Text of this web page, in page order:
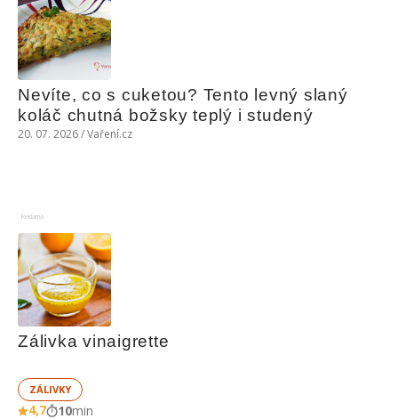
Nevíte, co s cuketou? Tento levný slaný
koláč chutná božsky teplý i studený
20. 07. 2026 / Vaření.cz
Reklama
Zálivka vinaigrette
ZÁLIVKY
4,7 10min